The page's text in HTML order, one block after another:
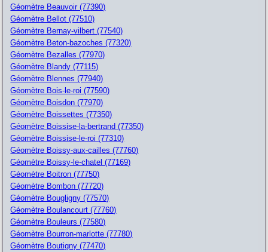
Géomètre Beauvoir (77390)
Géomètre Bellot (77510)
Géomètre Bernay-vilbert (77540)
Géomètre Beton-bazoches (77320)
Géomètre Bezalles (77970)
Géomètre Blandy (77115)
Géomètre Blennes (77940)
Géomètre Bois-le-roi (77590)
Géomètre Boisdon (77970)
Géomètre Boissettes (77350)
Géomètre Boissise-la-bertrand (77350)
Géomètre Boissise-le-roi (77310)
Géomètre Boissy-aux-cailles (77760)
Géomètre Boissy-le-chatel (77169)
Géomètre Boitron (77750)
Géomètre Bombon (77720)
Géomètre Bougligny (77570)
Géomètre Boulancourt (77760)
Géomètre Bouleurs (77580)
Géomètre Bourron-marlotte (77780)
Géomètre Boutigny (77470)